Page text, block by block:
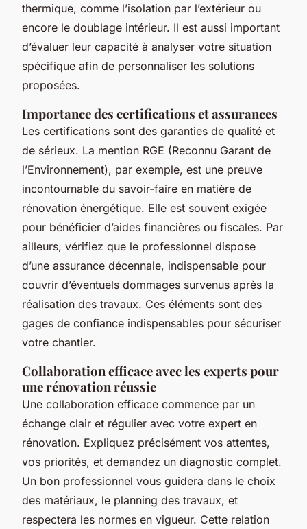
thermique, comme l’isolation par l’extérieur ou
encore le doublage intérieur. Il est aussi important
d’évaluer leur capacité à analyser votre situation
spécifique afin de personnaliser les solutions
proposées.
Importance des certifications et assurances
Les certifications sont des garanties de qualité et
de sérieux. La mention RGE (Reconnu Garant de
l’Environnement), par exemple, est une preuve
incontournable du savoir-faire en matière de
rénovation énergétique. Elle est souvent exigée
pour bénéficier d’aides financières ou fiscales. Par
ailleurs, vérifiez que le professionnel dispose
d’une assurance décennale, indispensable pour
couvrir d’éventuels dommages survenus après la
réalisation des travaux. Ces éléments sont des
gages de confiance indispensables pour sécuriser
votre chantier.
Collaboration efficace avec les experts pour
une rénovation réussie
Une collaboration efficace commence par un
échange clair et régulier avec votre expert en
rénovation. Expliquez précisément vos attentes,
vos priorités, et demandez un diagnostic complet.
Un bon professionnel vous guidera dans le choix
des matériaux, le planning des travaux, et
respectera les normes en vigueur. Cette relation